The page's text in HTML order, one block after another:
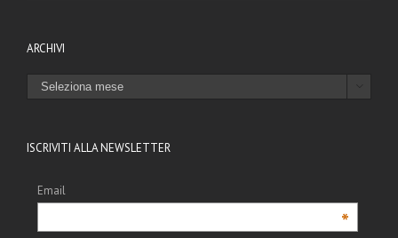
ARCHIVI
ARCHIVI
ISCRIVITI ALLA NEWSLETTER
Email
*